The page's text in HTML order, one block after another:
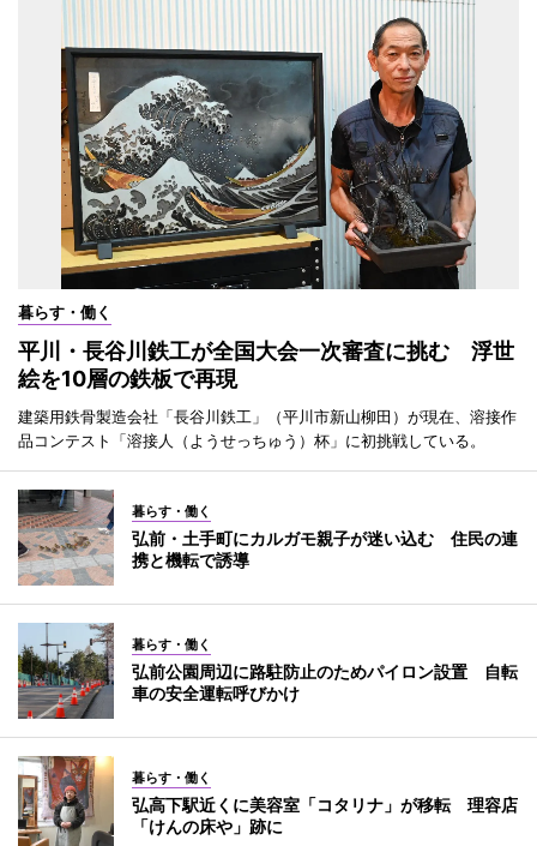
暮らす・働く
平川・長谷川鉄工が全国大会一次審査に挑む 浮世
絵を10層の鉄板で再現
建築用鉄骨製造会社「長谷川鉄工」（平川市新山柳田）が現在、溶接作
品コンテスト「溶接人（ようせっちゅう）杯」に初挑戦している。
暮らす・働く
弘前・土手町にカルガモ親子が迷い込む 住民の連
携と機転で誘導
暮らす・働く
弘前公園周辺に路駐防止のためパイロン設置 自転
車の安全運転呼びかけ
暮らす・働く
弘高下駅近くに美容室「コタリナ」が移転 理容店
「けんの床や」跡に